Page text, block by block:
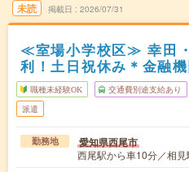
未読 掲載日 2026/07/31
≪室場小学校区≫ 幸田
利！土日祝休み＊金融
職種未経験OK 交通費別途支給あり
派遣
勤務地 愛知県西尾市
西尾駅から車10分／相